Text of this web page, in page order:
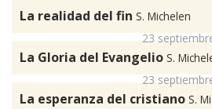
La realidad del fin S. Michelen
23
La Gloria del Evangelio S.
23
La esperanza del cristiano S.